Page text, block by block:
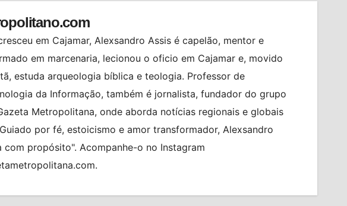
em Cajamar, Alexsandro Assis é capelão, mentor e
em marcenaria, lecionou o oficio em Cajamar e, movido
estuda arqueologia bíblica e teologia. Professor de
da Informação, também é jornalista, fundador do grupo
Metropolitana, onde aborda notícias regionais e globais
por fé, estoicismo e amor transformador, Alexsandro
com propósito". Acompanhe-o no Instagram